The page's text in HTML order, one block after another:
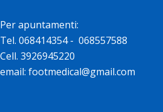
Per apuntamenti:
Tel. 068414354 - 068557588
Cell. 3926945220
email: footmedical@gmail.com